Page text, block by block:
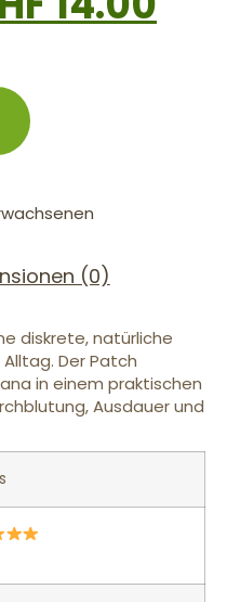
(0)
diskrete, natürliche
Der Patch
in einem praktischen
Ausdauer und